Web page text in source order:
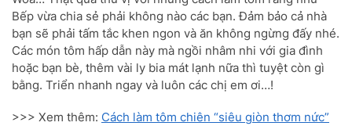
Bếp vừa chia sẻ phải không nào các bạn. Đảm bảo cả nhà
bạn sẽ phải tấm tắc khen ngon và ăn không ngừng đấy nhé.
Các món tôm hấp dẫn này mà ngồi nhâm nhi với gia đình
hoặc bạn bè, thêm vài ly bia mát lạnh nữa thì tuyệt còn gì
bằng. Triển nhanh ngay và luôn các chị em ơi…!
>>> Xem thêm: Cách làm tôm chiên “siêu giòn thơm nức”